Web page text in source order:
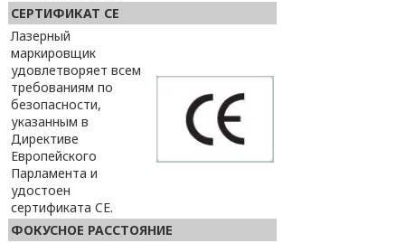
СЕРТИФИКАТ CE
Лазерный
маркировщик
удовлетворяет всем
требованиям по
безопасности,
указанным в
Директиве
Европейского
Парламента и
удостоен
сертификата CE.
ФОКУСНОЕ РАССТОЯНИЕ